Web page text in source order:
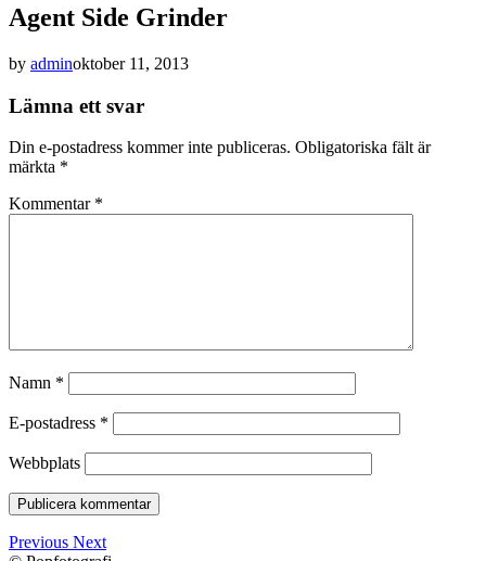
Agent Side Grinder
by adminoktober 11, 2013
Lämna ett svar
Din e-postadress kommer inte publiceras. Obligatoriska fält är
märkta *
Kommentar *
Namn *
E-postadress *
Webbplats
Previous Next